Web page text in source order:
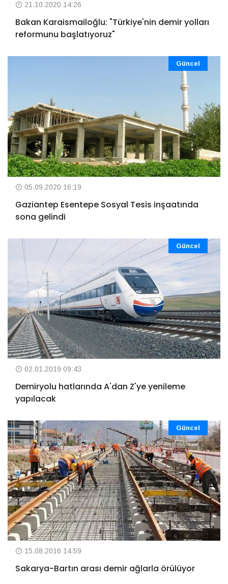
21.10.2020 14:26
Bakan Karaismailoğlu: "Türkiye'nin demir yolları
reformunu başlatıyoruz"
Güncel
05.09.2020 16:19
Gaziantep Esentepe Sosyal Tesis inşaatında
sona gelindi
Güncel
02.01.2019 09:43
Demiryolu hatlarında A'dan Z'ye yenileme
yapılacak
Güncel
15.08.2016 14:59
Sakarya-Bartın arası demir ağlarla örülüyor